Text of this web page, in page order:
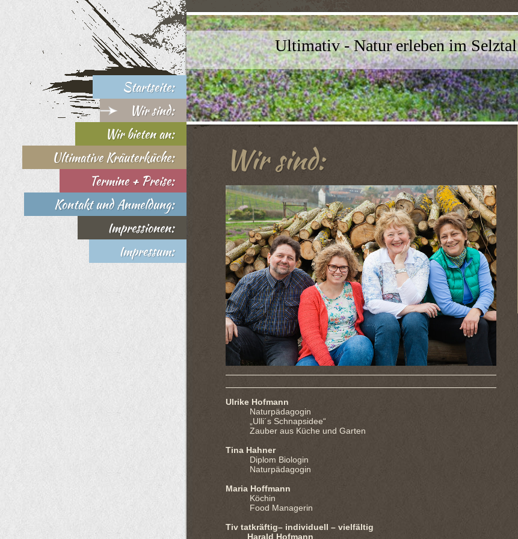
Startseite:
Wir sind:
Wir bieten an:
Ultimative Kräuterküche:
Termine + Preise:
Kontakt und Anmeldung:
Impressionen:
Impressum:
Ultimativ - Natur erleben im Selztal
Wir sind:
Ulrike Hofmann
Naturpädagogin
„Ulli´s Schnapsidee“
Zauber aus Küche und Garten
Tina Hahner
Diplom Biologin
Naturpädagogin
Maria Hoffmann
Köchin
Food Managerin
Tiv tatkräftig– individuell – vielfältig
Harald Hofmann